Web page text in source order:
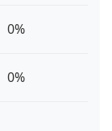
0%
0%